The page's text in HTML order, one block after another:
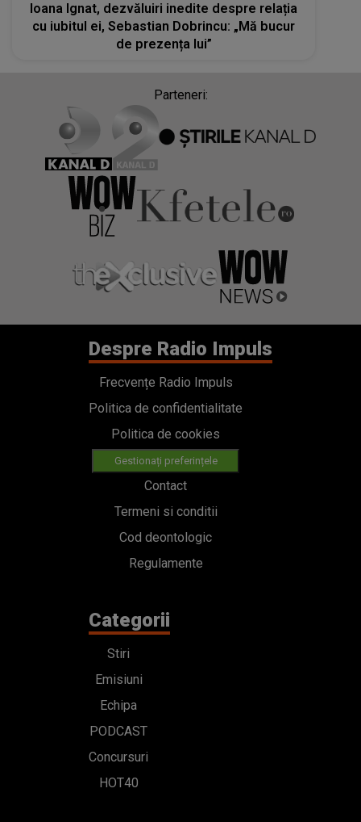
Ioana Ignat, dezvăluiri inedite despre relația
cu iubitul ei, Sebastian Dobrincu: „Mă bucur
de prezența lui”
Parteneri:
Despre Radio Impuls
Frecvențe Radio Impuls
Politica de confidentialitate
Politica de cookies
Gestionați preferințele
Contact
Termeni si conditii
Cod deontologic
Regulamente
Categorii
Stiri
Emisiuni
Echipa
PODCAST
Concursuri
HOT40